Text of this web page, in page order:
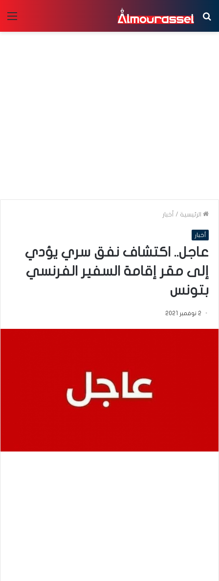
بحث
عن
الرئيسية / أخبار
أخبار
عاجل.. اكتشاف نفق سري يؤدي
إلى مقر إقامة السفير الفرنسي
بتونس
2 نوفمبر 2021